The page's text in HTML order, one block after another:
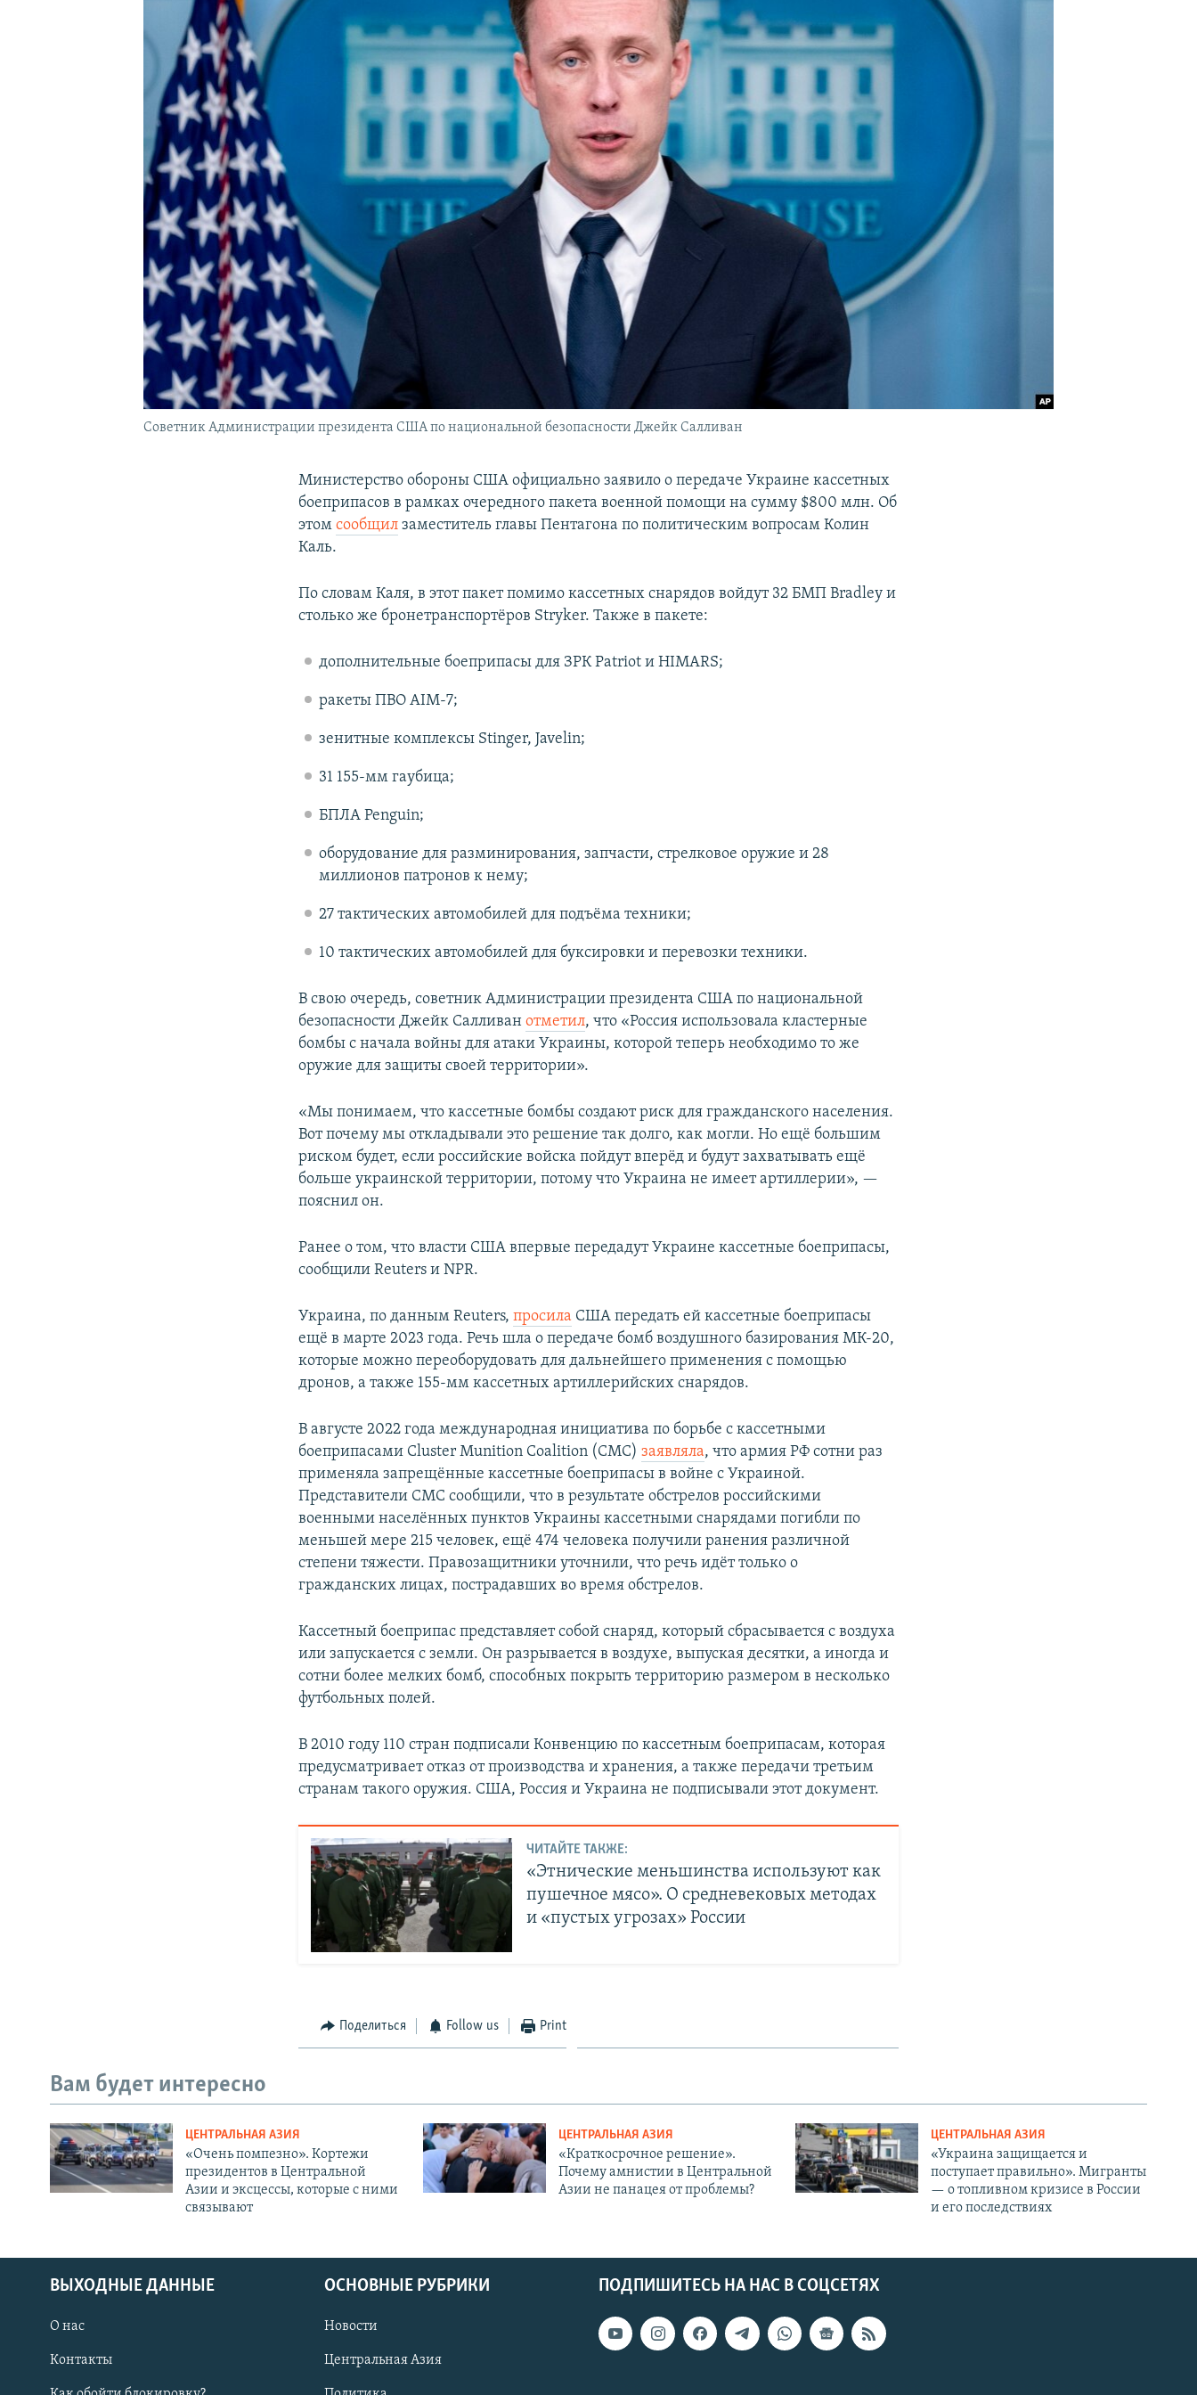
Советник Администрации президента США по национальной безопасности Джейк Салливан
Министерство обороны США официально заявило о передаче Украине кассетных
боеприпасов в рамках очередного пакета военной помощи на сумму $800 млн. Об
этомсообщил заместитель главы Пентагона по политическим вопросам Колин
Каль.
По словам Каля, в этот пакет помимо кассетных снарядов войдут 32 БМП Bradley и
столько же бронетранспортёров Stryker. Также в пакете:
дополнительные боеприпасы для ЗРК Patriot и HIMARS;
ракеты ПВО AIM-7;
зенитные комплексы Stinger, Javelin;
31 155-мм гаубица;
БПЛА Penguin;
оборудование для разминирования, запчасти, стрелковое оружие и 28
миллионов патронов к нему;
27 тактических автомобилей для подъёма техники;
10 тактических автомобилей для буксировки и перевозки техники.
В свою очередь, советник Администрации президента США по национальной
безопасности Джейк Салливанотметил, что «Россия использовала кластерные
бомбы с начала войны для атаки Украины, которой теперь необходимо то же
оружие для защиты своей территории».
«Мы понимаем, что кассетные бомбы создают риск для гражданского населения.
Вот почему мы откладывали это решение так долго, как могли. Но ещё большим
риском будет, если российские войска пойдут вперёд и будут захватывать ещё
больше украинской территории, потому что Украина не имеет артиллерии», —
пояснил он.
Ранее о том, что власти США впервые передадут Украине кассетные боеприпасы,
сообщили Reuters и NPR.
Украина, по данным Reuters,просила США передать ей кассетные боеприпасы
ещё в марте 2023 года. Речь шла о передаче бомб воздушного базирования МК-20,
которые можно переоборудовать для дальнейшего применения с помощью
дронов, а также 155-мм кассетных артиллерийских снарядов.
В августе 2022 года международная инициатива по борьбе с кассетными
боеприпасами Cluster Munition Coalition (CMC)заявляла, что армия РФ сотни раз
применяла запрещённые кассетные боеприпасы в войне с Украиной.
Представители СМС сообщили, что в результате обстрелов российскими
военными населённых пунктов Украины кассетными снарядами погибли по
меньшей мере 215 человек, ещё 474 человека получили ранения различной
степени тяжести. Правозащитники уточнили, что речь идёт только о
гражданских лицах, пострадавших во время обстрелов.
Кассетный боеприпас представляет собой снаряд, который сбрасывается с воздуха
или запускается с земли. Он разрывается в воздухе, выпуская десятки, а иногда и
сотни более мелких бомб, способных покрыть территорию размером в несколько
футбольных полей.
В 2010 году 110 стран подписали Конвенцию по кассетным боеприпасам, которая
предусматривает отказ от производства и хранения, а также передачи третьим
странам такого оружия. США, Россия и Украина не подписывали этот документ.
ЧИТАЙТЕ ТАКЖЕ:
«Этнические меньшинства используют как
пушечное мясо». О средневековых методах
и «пустых угрозах» России
Поделиться Follow us Print
Вам будет интересно
ЦЕНТРАЛЬНАЯ АЗИЯ
«Очень помпезно». Кортежи
президентов в Центральной
Азии и эксцессы, которые с ними
связывают
ЦЕНТРАЛЬНАЯ АЗИЯ
«Краткосрочное решение».
Почему амнистии в Центральной
Азии не панацея от проблемы?
ЦЕНТРАЛЬНАЯ АЗИЯ
«Украина защищается и
поступает правильно». Мигранты
— о топливном кризисе в России
и его последствиях
ПОДПИШИТЕСЬ НА НАС В СОЦСЕТЯХ
ВЫХОДНЫЕ ДАННЫЕ
О нас
Контакты
ОСНОВНЫЕ РУБРИКИ
Новости
Центральная Азия